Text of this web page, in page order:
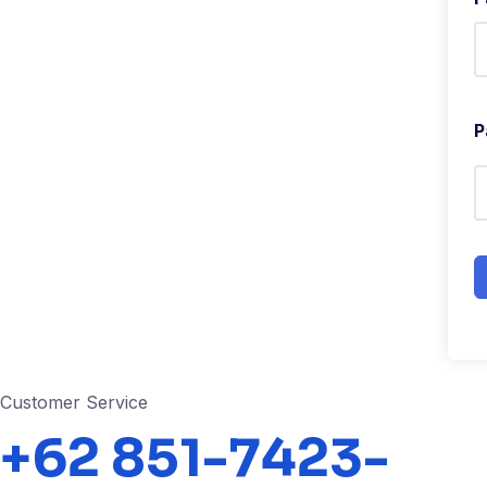
Customer Service
+62 851-7423-